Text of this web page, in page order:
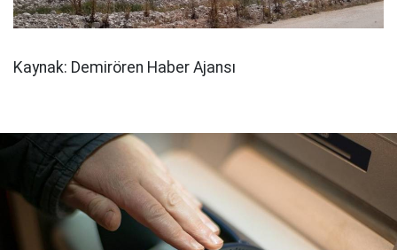
Kaynak: Demirören Haber Ajansı